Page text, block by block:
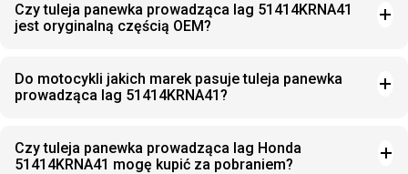
Czy tuleja panewka prowadząca lag 51414KRNA41
jest oryginalną częścią OEM?
Do motocykli jakich marek pasuje tuleja panewka
prowadząca lag 51414KRNA41?
Czy tuleja panewka prowadząca lag Honda
51414KRNA41 mogę kupić za pobraniem?